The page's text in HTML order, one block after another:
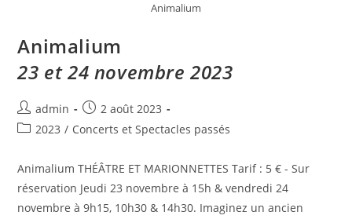
Animalium
Animalium
23 et 24 novembre 2023
admin
2 août 2023
2023 / Concerts et Spectacles passés
Animalium THÉÂTRE ET MARIONNETTES Tarif : 5 € - Sur
réservation Jeudi 23 novembre à 15h & vendredi 24
novembre à 9h15, 10h30 & 14h30. Imaginez un ancien